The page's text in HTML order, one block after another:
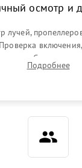
осмотр и
лучей,
Считывание
определения
Подробнее